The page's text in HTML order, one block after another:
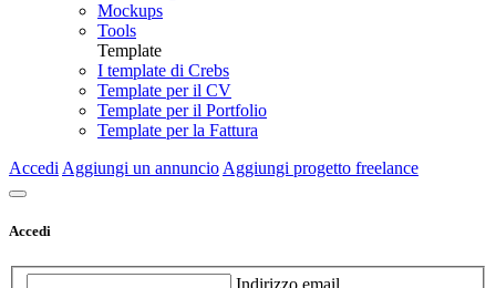
Mockups
Tools
Template
I template di Crebs
Template per il CV
Template per il Portfolio
Template per la Fattura
Accedi Aggiungi un annuncio Aggiungi progetto freelance
Accedi
Indirizzo email